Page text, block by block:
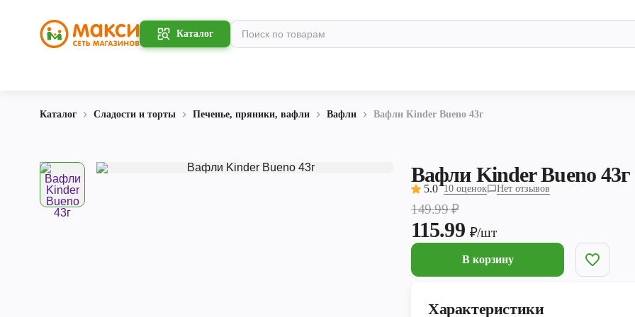
Каталог
Каталог Сладости и торты Печенье, пряники, вафли Вафли Вафли Kinder Bueno 43г
Вафли Kinder Bueno 43г
5.0 10 оценок Нет отзывов
149.99₽
115.99 ₽/шт
В корзину
Характеристики